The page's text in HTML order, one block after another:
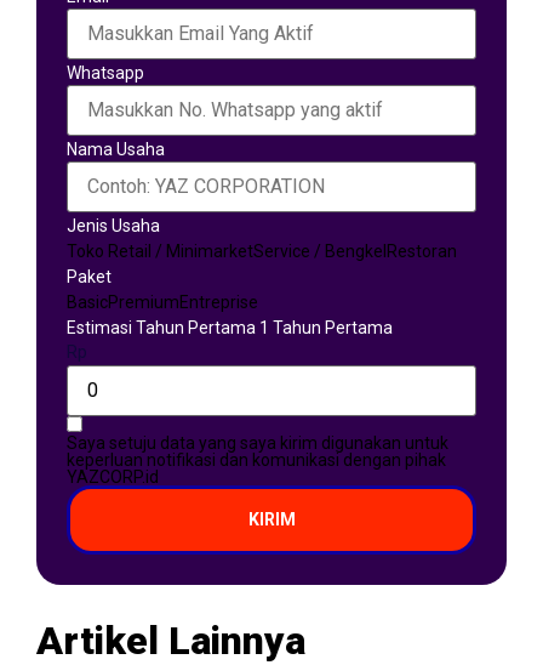
Whatsapp
Nama Usaha
Jenis Usaha
Toko Retail / MinimarketService / Bengkel Restoran
Paket
BasicPremiumEntreprise
Estimasi Tahun Pertama 1 Tahun Pertama
Rp
Saya setuju data yang saya kirim digunakan untuk
keperluan notifikasi dan komunikasi dengan pihak
YAZCORP.id
KIRIM
Artikel Lainnya